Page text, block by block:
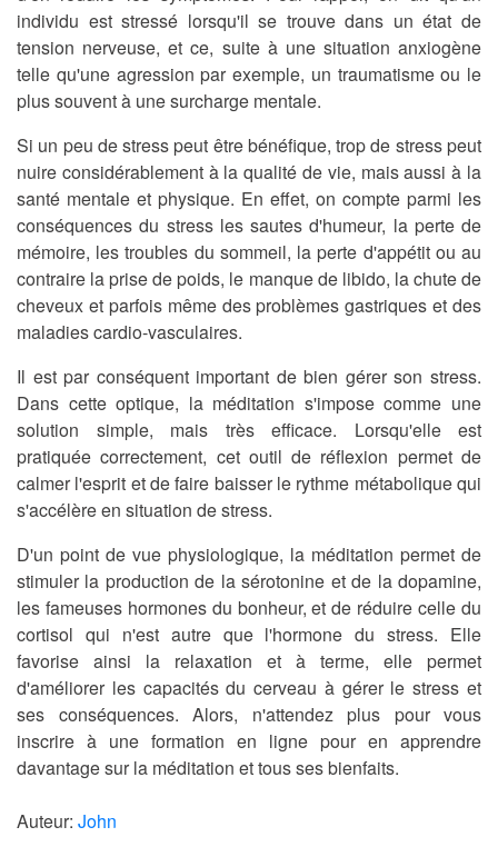
individu est stressé lorsqu'il se trouve dans un état de
tension nerveuse, et ce, suite à une situation anxiogène
telle qu'une agression par exemple, un traumatisme ou le
plus souvent à une surcharge mentale.
Si un peu de stress peut être bénéfique,trop de stress peut
nuire considérablement à la qualité de vie, mais aussi à la
santé mentale et physique. En effet, on compte parmi les
conséquences du stress les sautes d'humeur, la perte de
mémoire, les troubles du sommeil, la perte d'appétit ou au
contraire la prise de poids, le manque de libido, la chute de
cheveux et parfois même des problèmes gastriques et des
maladies cardio-vasculaires.
Il est par conséquent important de bien gérer son stress.
Dans cette optique, la méditation s'impose comme une
solution simple, mais très efficace. Lorsqu'elle est
pratiquée correctement, cet outil de réflexion permet de
calmer l'esprit et de faire baisser le rythme métaboliquequi
s'accélère en situation de stress.
D'un point de vue physiologique, la méditation permet de
stimuler la production de la sérotonine et de la dopamine,
les fameuses hormones du bonheur, et de réduire celle du
cortisol qui n'est autre que l'hormone du stress. Elle
favorise ainsi la relaxation et à terme, elle permet
d'améliorer les capacités du cerveau à gérer le stress et
ses conséquences. Alors, n'attendez plus pour vous
inscrire à une formation en ligne pour en apprendre
davantage sur la méditation et tous ses bienfaits.
Auteur: John